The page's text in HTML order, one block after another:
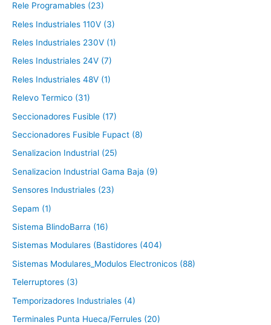
Rele Programables (23)
Reles Industriales 110V (3)
Reles Industriales 230V (1)
Reles Industriales 24V (7)
Reles Industriales 48V (1)
Relevo Termico (31)
Seccionadores Fusible (17)
Seccionadores Fusible Fupact (8)
Senalizacion Industrial (25)
Senalizacion Industrial Gama Baja (9)
Sensores Industriales (23)
Sepam (1)
Sistema BlindoBarra (16)
Sistemas Modulares (Bastidores (404)
Sistemas Modulares_Modulos Electronicos (88)
Telerruptores (3)
Temporizadores Industriales (4)
Terminales Punta Hueca/Ferrules (20)